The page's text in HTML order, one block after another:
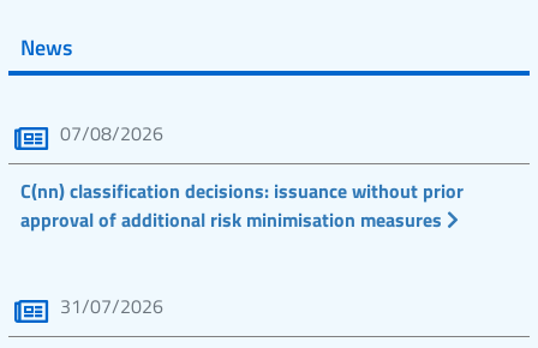
News
07/08/2026
C(nn) classification decisions: issuance without prior
approval of additional risk minimisation measures
31/07/2026